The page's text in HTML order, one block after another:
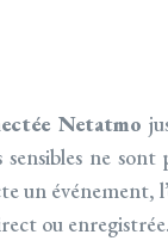
Netatmo
ne
un événement,
ou enregistrée.